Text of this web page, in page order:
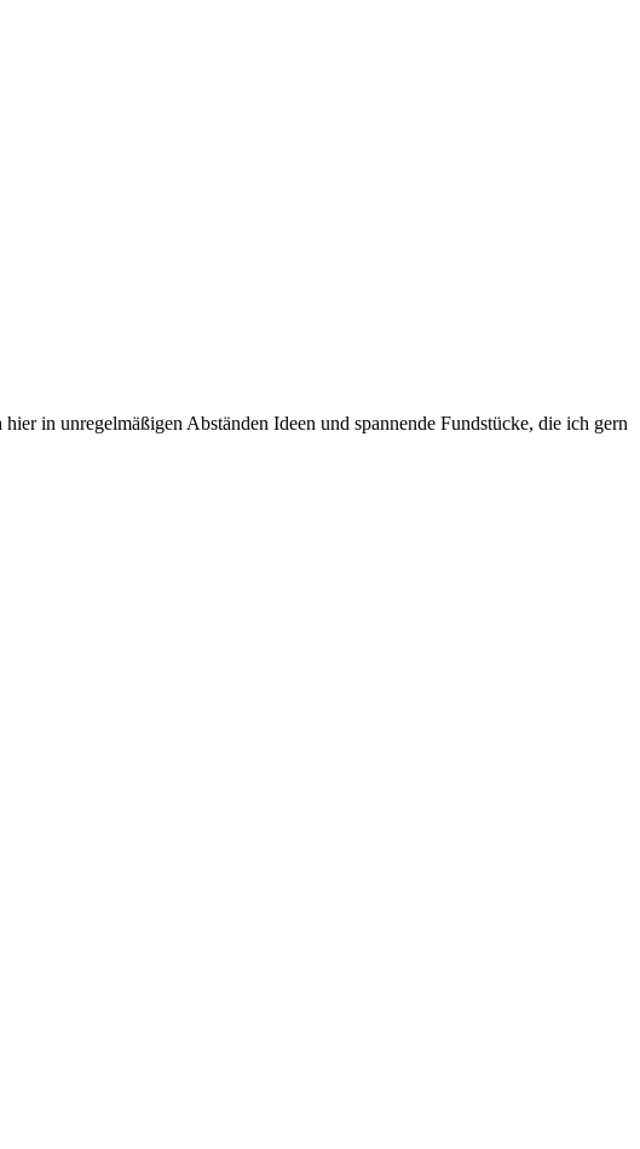
in unregelmäßigen Abständen Ideen und spannende Fundstücke, die ich gern